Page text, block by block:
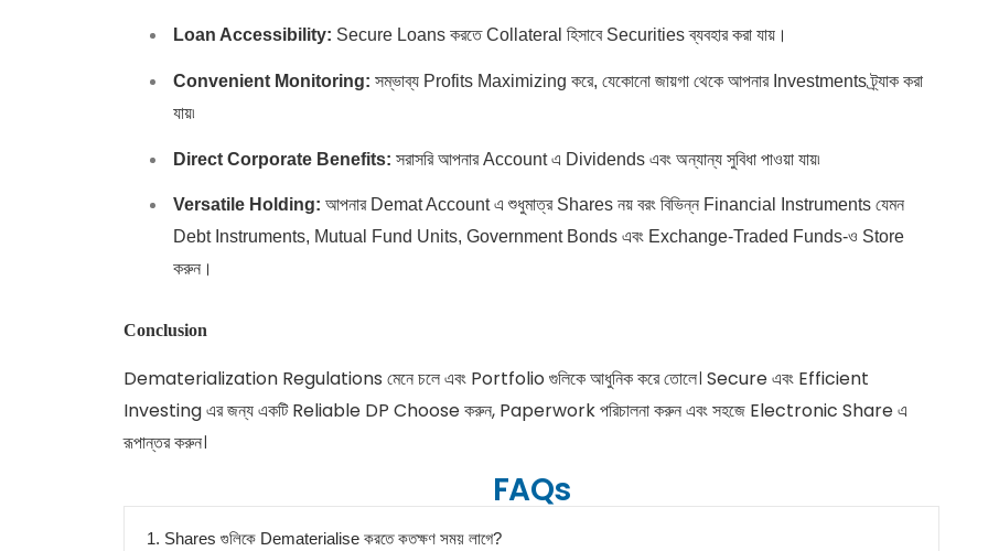
Loan Accessibility: Secure Loans করতে Collateral হিসাবে Securities ব্যবহার করা যায়।
Convenient Monitoring: সম্ভাব্য Profits Maximizing করে, যেকোনো জায়গা থেকে আপনার Investments ট্র্যাক করা
যায়৷
Direct Corporate Benefits: সরাসরি আপনার Account এ Dividends এবং অন্যান্য সুবিধা পাওয়া যায়৷
Versatile Holding: আপনার Demat Account এ শুধুমাত্র Shares নয় বরং বিভিন্ন Financial Instruments যেমন
Debt Instruments, Mutual Fund Units, Government Bonds এবং Exchange-Traded Funds-ও Store
করুন।
Conclusion
Dematerialization Regulations মেনে চলে এবং Portfolio গুলিকে আধুনিক করে তোলে। Secure এবং Efficient
Investing এর জন্য একটি Reliable DP Choose করুন, Paperworkপরিচালনা করুনএবং সহজে Electronic Share এ
রূপান্তরকরুন।
FAQs
1. Shares গুলিকে Dematerialise করতে কতক্ষণ সময় লাগে?